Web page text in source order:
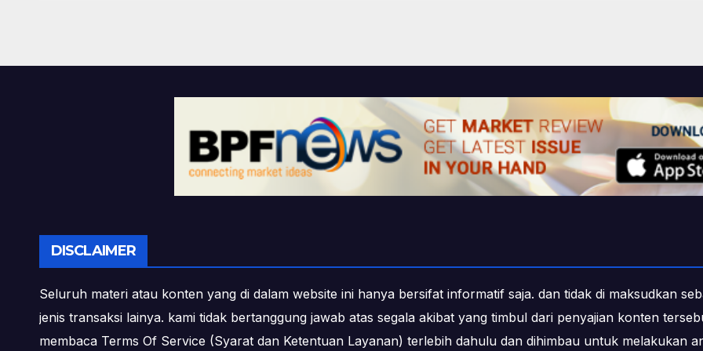
DISCLAIMER
Seluruh materi atau konten yang di dalam website ini hanya bersifat informatif saja. dan tidak di maksudkan
jenis transaksi lainya. kami tidak bertanggung jawab atas segala akibat yang timbul dari penyajian konten
membaca Terms Of Service (Syarat dan Ketentuan Layanan) terlebih dahulu dan dihimbau untuk melakukan